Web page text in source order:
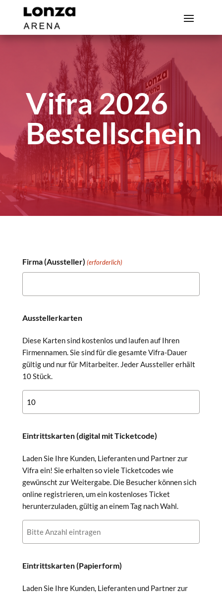
Vifra 2026
Bestellschein
Firma (Aussteller) (erforderlich)
Ausstellerkarten
Diese Karten sind kostenlos und laufen auf Ihren
Firmennamen. Sie sind für die gesamte Vifra-Dauer
gültig und nur für Mitarbeiter. Jeder Aussteller erhält
10 Stück.
Eintrittskarten (digital mit Ticketcode)
Laden Sie Ihre Kunden, Lieferanten und Partner zur
Vifra ein! Sie erhalten so viele Ticketcodes wie
gewünscht zur Weitergabe. Die Besucher können sich
online registrieren, um ein kostenloses Ticket
herunterzuladen, gültig an einem Tag nach Wahl.
Eintrittskarten (Papierform)
Laden Sie Ihre Kunden, Lieferanten und Partner zur